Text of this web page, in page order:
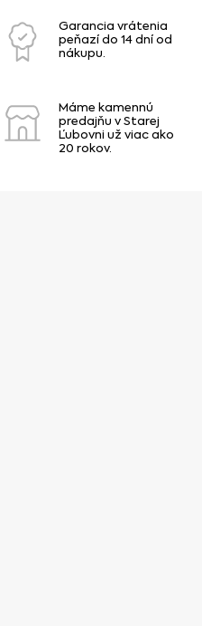
Garancia vrátenia
peňazí do 14 dní od
nákupu.
Máme kamennú
predajňu v Starej
Ľubovni už viac ako
20 rokov.